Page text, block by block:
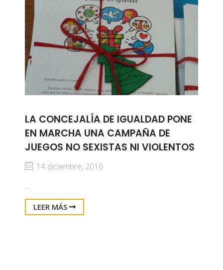
LA CONCEJALÍA DE IGUALDAD PONE
EN MARCHA UNA CAMPAÑA DE
JUEGOS NO SEXISTAS NI VIOLENTOS
14 diciembre, 2016
...
LEER MÁS